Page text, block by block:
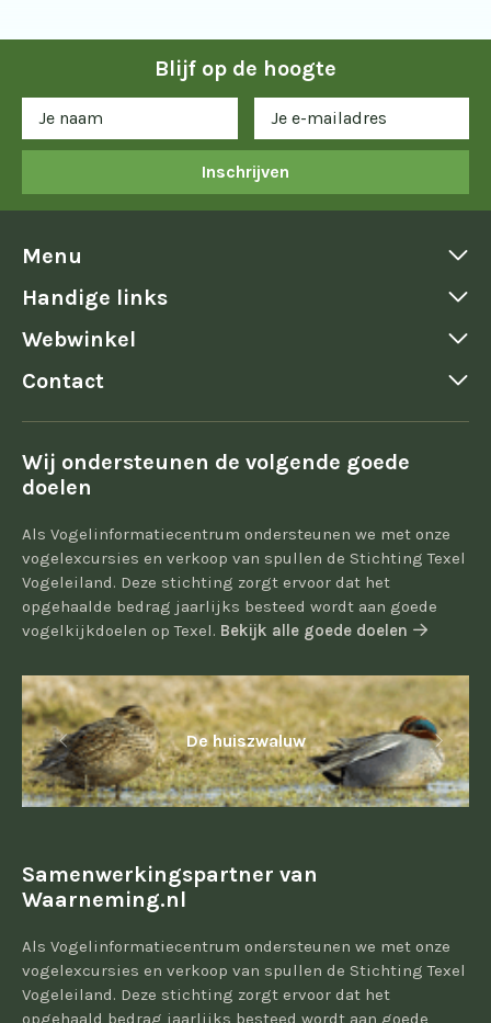
Blijf op de hoogte
Inschrijven
Menu
Handige links
Webwinkel
Contact
Wij ondersteunen de volgende goede
doelen
Als Vogelinformatiecentrum ondersteunen we met onze
vogelexcursies en verkoop van spullen de Stichting Texel
Vogeleiland. Deze stichting zorgt ervoor dat het
opgehaalde bedrag jaarlijks besteed wordt aan goede
vogelkijkdoelen op Texel. Bekijk alle goede doelen
De huiszwaluw
Samenwerkingspartner van
Waarneming.nl
Als Vogelinformatiecentrum ondersteunen we met onze
vogelexcursies en verkoop van spullen de Stichting Texel
Vogeleiland. Deze stichting zorgt ervoor dat het
opgehaald bedrag jaarlijks besteed wordt aan goede